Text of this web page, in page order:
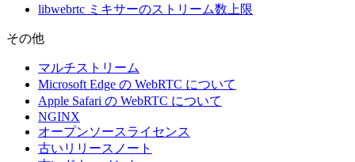
libwebrtc ミキサーのストリーム数上限
その他
マルチストリーム
Microsoft Edge の WebRTC について
Apple Safari の WebRTC について
NGINX
オープンソースライセンス
古いリリースノート